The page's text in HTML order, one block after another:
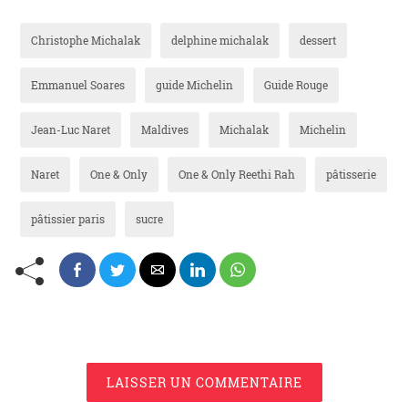
Christophe Michalak delphine michalak dessert
Emmanuel Soares guide Michelin Guide Rouge
Jean-Luc Naret Maldives Michalak Michelin
Naret One & Only One & Only Reethi Rah pâtisserie
pâtissier paris sucre
LAISSER UN COMMENTAIRE